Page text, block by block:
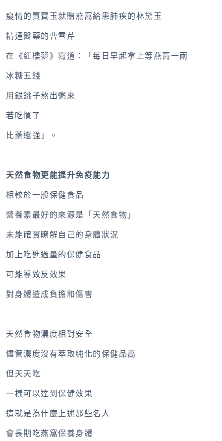
癡情的賈寶玉就贈燕窩給患肺疾的林黛玉
精通醫藥的曹雪芹
在《紅樓夢》寫道：「每日早起拿上等燕窩一兩
冰糖五錢
用銀銚子熬出粥來
若吃慣了
比藥還強」。
天然食物更能提升免疫能力
相較於一般保健食品
營養素最好的來源是「天然食物」
未能確實瞭解自己的身體狀況
加上吃進過量的保健食品
可能導致反效果
對身體造成負擔和傷害
天然食物濃度相對安全
儘管濃度沒有萃取純化的保健品高
但天天吃
一樣可以達到保健效果
這就是為什麼上述那些名人
會長期吃燕窩保養身體